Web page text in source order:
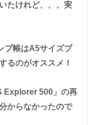
たけれど、、、実
プ帳はA5サイズブ
るのがオススメ！
Explorer 500」の再
からなかったので